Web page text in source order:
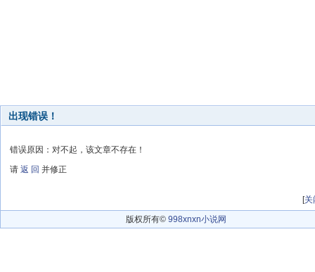
出现错误！
错误原因：对不起，该文章不存在！
请 返 回 并修正
[关
版权所有© 998xnxn小说网